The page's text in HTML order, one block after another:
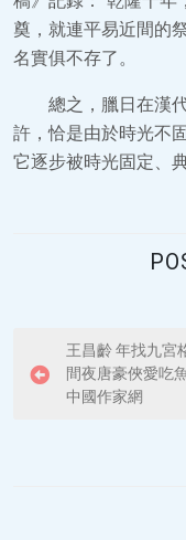
奠，就連平易近間的
名實俱不存了。
總之，臘日在漢
許，恰是由於時光不
它逐步被時光固定、
o
王昌齡 年找九宮
間夜唐豪俠愛吃
中國作家網